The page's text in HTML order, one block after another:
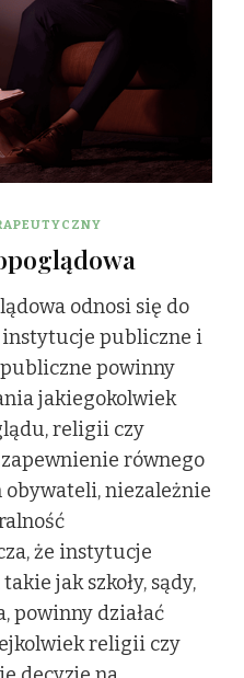
odnosi się do
instytucje publiczne i
powinny
jakiegokolwiek
religii czy
równego
niezależnie
że instytucje
jak szkoły, sądy,
powinny działać
religii czy